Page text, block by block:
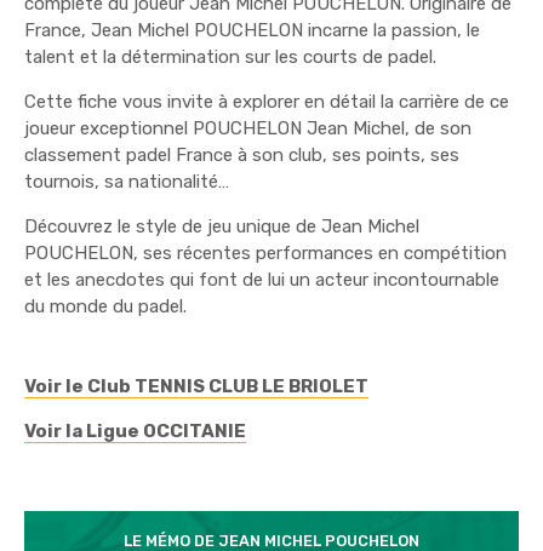
France, Jean Michel POUCHELON incarne la passion, le
talent et la détermination sur les courts de padel.
Cette fiche vous invite à explorer en détail la carrière de ce
joueur exceptionnel POUCHELON Jean Michel, de son
classement padel France à son club, ses points, ses
tournois, sa nationalité…
Découvrez le style de jeu unique de Jean Michel
POUCHELON, ses récentes performances en compétition
et les anecdotes qui font de lui un acteur incontournable
du monde du padel.
Voir le Club TENNIS CLUB LE BRIOLET
Voir la Ligue OCCITANIE
LE MÉMO DE JEAN MICHEL POUCHELON